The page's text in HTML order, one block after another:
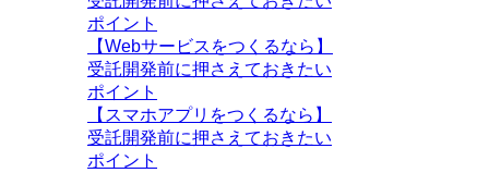
ポイント
【Webサービスをつくるなら】
受託開発前に押さえておきたい
ポイント
【スマホアプリをつくるなら】
受託開発前に押さえておきたい
ポイント